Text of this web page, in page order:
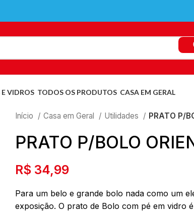
E VIDROS TODOS OS PRODUTOS CASA EM GERAL
Início Casa em Geral Utilidades PRATO P/
PRATO P/BOLO
R$ 34,99
Para um belo e grande bolo nada como um
exposição. O prato de Bolo com pé em vidro